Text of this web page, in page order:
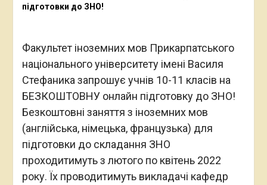
підготовки до ЗНО!
Факультет іноземних мов Прикарпатського
національного університету імені Василя
Стефаника запрошує учнів 10-11 класів на
БЕЗКОШТОВНУ онлайн підготовку до ЗНО!
Безкоштовні заняття з іноземних мов
(англійська, німецька, французька) для
підготовки до складання ЗНО
проходитимуть з лютого по квітень 2022
року. Їх проводитимуть викладачі кафедр